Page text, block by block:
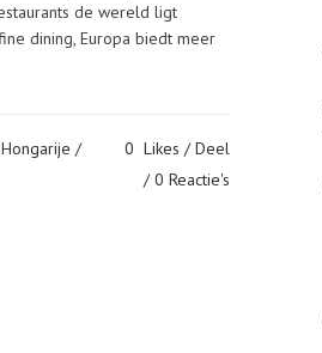
de wereld ligt
dining, Europa biedt meer
Hongarije /
0 Likes
Deel
0 Reactie's